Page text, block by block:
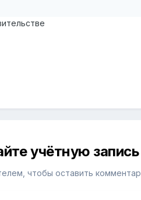
учётную запись
чтобы оставить